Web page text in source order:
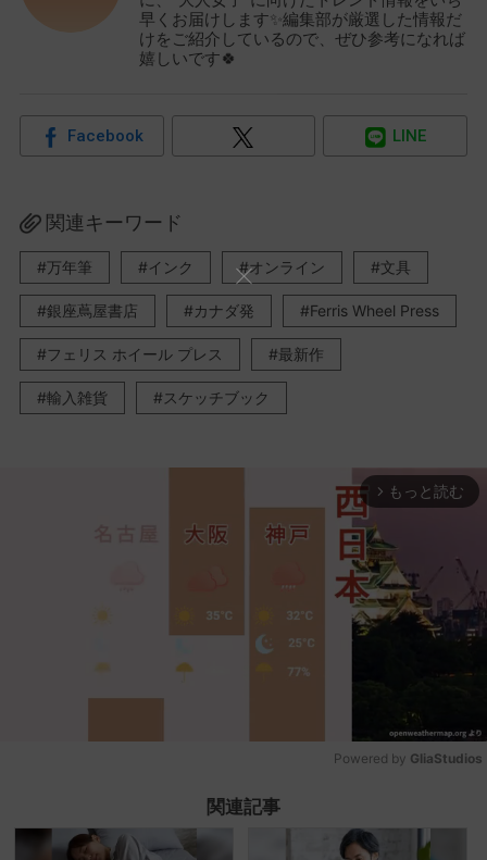
早くお届けします✨編集部が厳選した情報だ
けをご紹介しているので、ぜひ参考になれば
嬉しいです🍀
Facebook LINE
関連キーワード
万年筆 インク オンライン 文具
銀座蔦屋書店 カナダ発 Ferris Wheel Press
フェリス ホイール プレス 最新作
輸入雑貨 スケッチブック
arrow_forward_ios もっと読む
Powered by GliaStudios
関連記事